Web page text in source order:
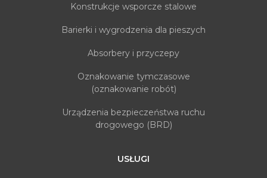
Konstrukcje wsporcze stalowe
Barierki i wygrodzenia dla pieszych
Absorbery i przyczepy
Oznakowanie tymczasowe
(oznakowanie robót)
Urządzenia bezpieczeństwa ruchu
drogowego (BRD)
USŁUGI